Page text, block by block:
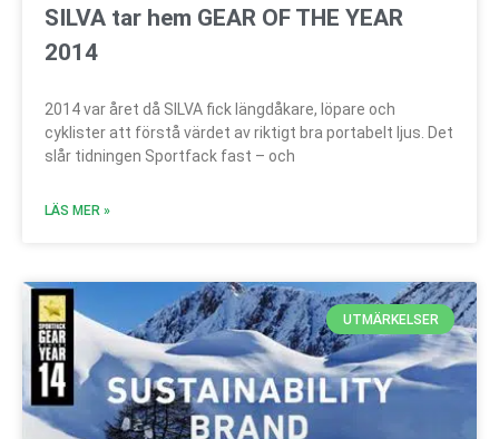
SILVA tar hem GEAR OF THE YEAR
2014
2014 var året då SILVA fick längdåkare, löpare och
cyklister att förstå värdet av riktigt bra portabelt ljus. Det
slår tidningen Sportfack fast – och
LÄS MER »
UTMÄRKELSER